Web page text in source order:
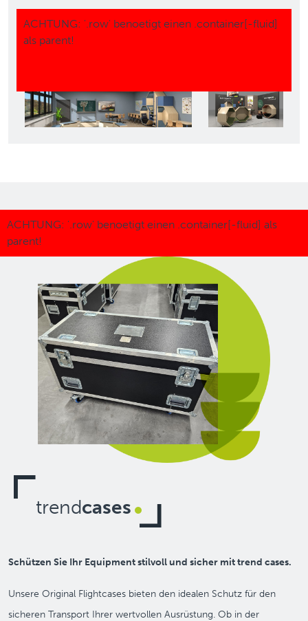
trendcases
Schützen Sie Ihr Equipment stilvoll und sicher mit trend cases.
Unsere Original Flightcases bieten den idealen Schutz für den
sicheren Transport Ihrer wertvollen Ausrüstung. Ob in der